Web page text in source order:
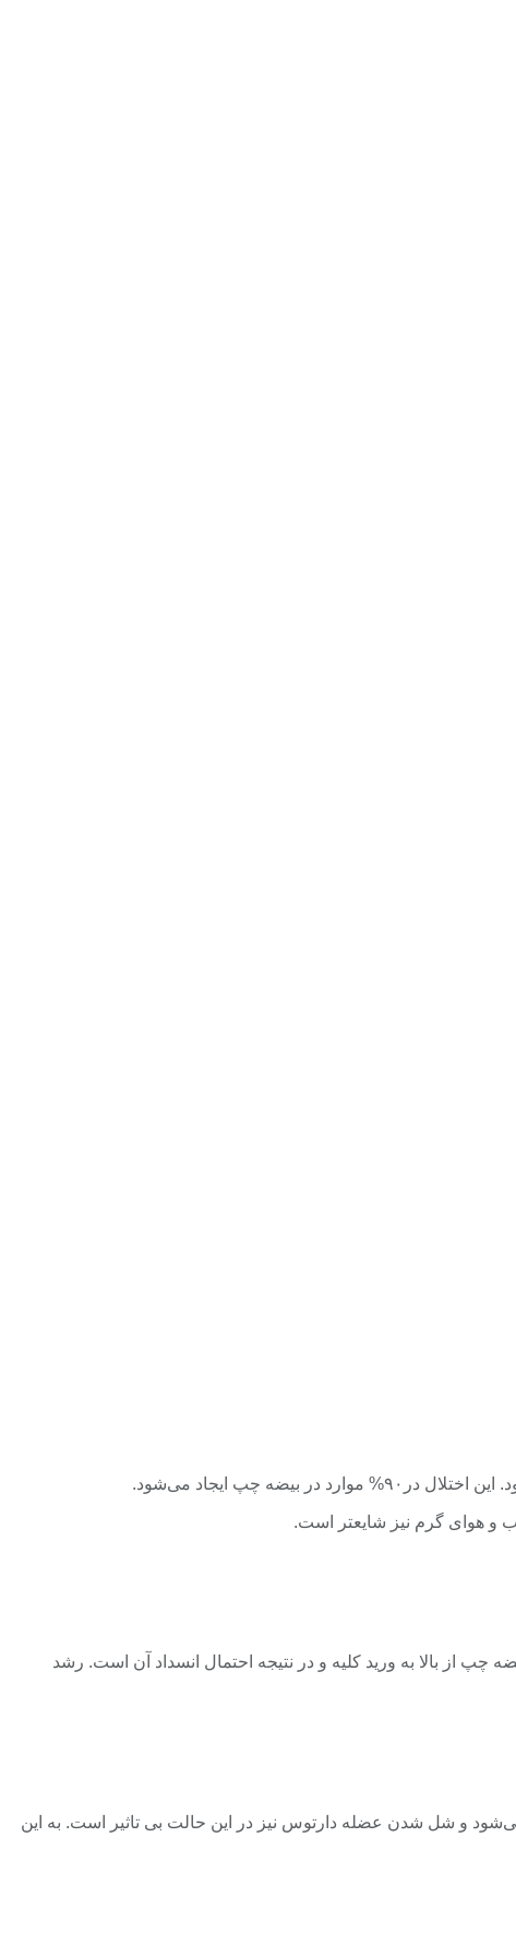
چپ ايجاد می‌شود.
از بالا به وريد كليه و در نتيجه احتمال انسداد آن است. رشد
و شل شدن عضله دارتوس نيز در اين حالت بی تاثير است. به اين